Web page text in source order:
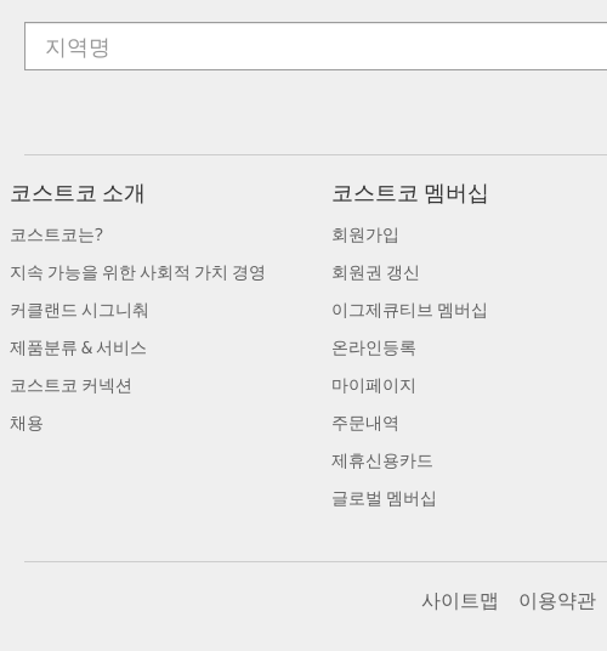
코스트코 소개
코스트코는?
지속 가능을 위한 사회적 가치 경영
커클랜드 시그니춰
제품분류 & 서비스
코스트코 커넥션
채용
코스트코 멤버십
회원가입
회원권 갱신
이그제큐티브 멤버십
온라인등록
마이페이지
주문내역
제휴신용카드
글로벌 멤버십
사이트맵 이용약관